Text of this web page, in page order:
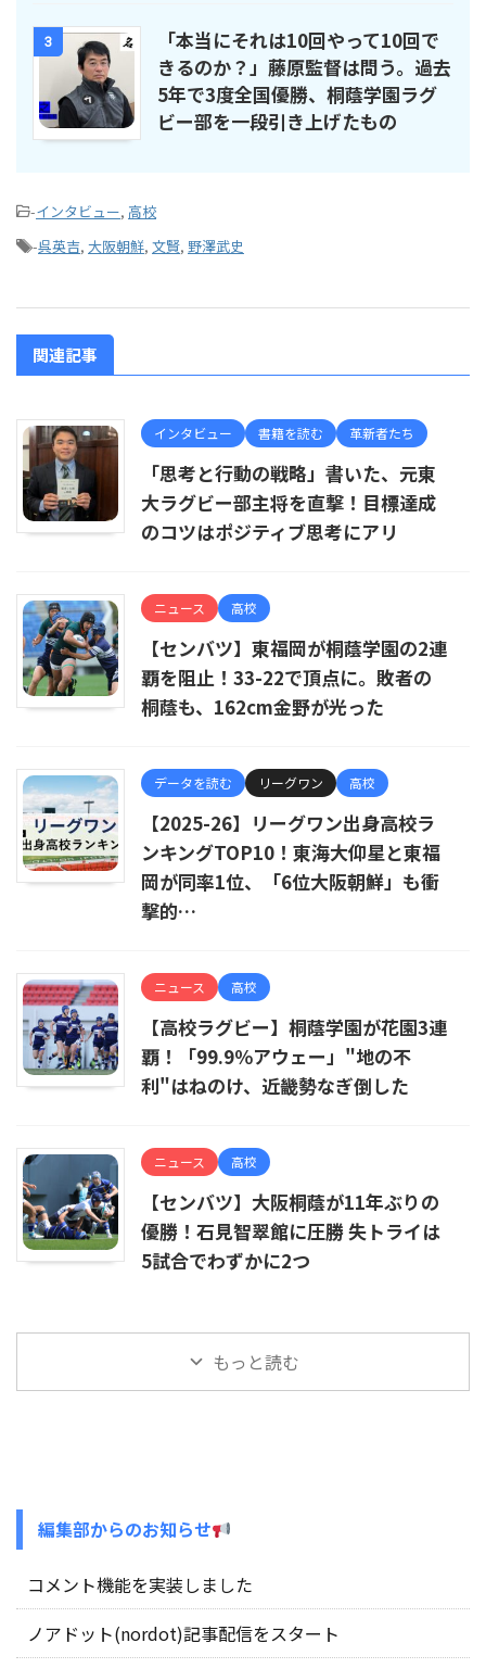
3
「本当にそれは10回やって10回で
きるのか？」藤原監督は問う。過去
5年で3度全国優勝、桐蔭学園ラグ
ビー部を一段引き上げたもの
-インタビュー, 高校
-呉英吉, 大阪朝鮮, 文賢, 野澤武史
関連記事
インタビュー 書籍を読む 革新者たち
「思考と行動の戦略」書いた、元東
大ラグビー部主将を直撃！目標達成
のコツはポジティブ思考にアリ
ニュース 高校
【センバツ】東福岡が桐蔭学園の2連
覇を阻止！33-22で頂点に。敗者の
桐蔭も、162cm金野が光った
データを読む リーグワン 高校
【2025-26】リーグワン出身高校ラ
ンキングTOP10！東海大仰星と東福
岡が同率1位、「6位大阪朝鮮」も衝
撃的…
ニュース 高校
【高校ラグビー】桐蔭学園が花園3連
覇！「99.9％アウェー」"地の不
利"はねのけ、近畿勢なぎ倒した
ニュース 高校
【センバツ】大阪桐蔭が11年ぶりの
優勝！石見智翠館に圧勝 失トライは
5試合でわずかに2つ
もっと読む
編集部からのお知らせ
コメント機能を実装しました
ノアドット(nordot)記事配信をスタート